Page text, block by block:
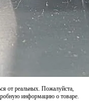
от реальных. Пожалуйста,
информацию о товаре.